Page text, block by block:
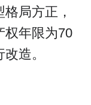
局方正，
权年限为70
造。